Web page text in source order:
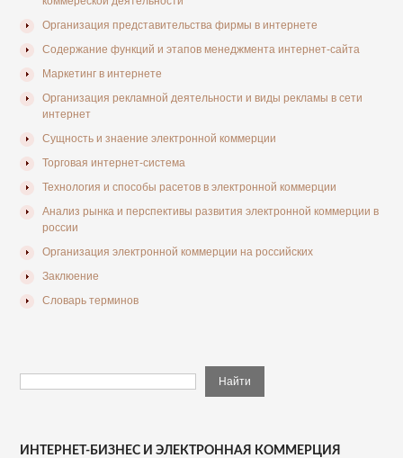
Организация представительства фирмы в интернете
Содержание функций и этапов менеджмента интернет-сайта
Маркетинг в интернете
Организация рекламной деятельности и виды рекламы в сети
интернет
Сущность и знаение электронной коммерции
Торговая интернет-система
Технология и способы расетов в электронной коммерции
Анализ рынка и перспективы развития электронной коммерции в
россии
Организация электронной коммерции на российских
Заклюение
Словарь терминов
ИНТЕРНЕТ-БИЗНЕС И ЭЛЕКТРОННАЯ КОММЕРЦИЯ